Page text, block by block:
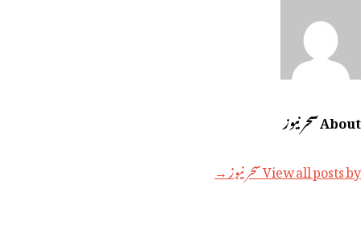
About سحر نیوز
View all posts by سحر نیوز →